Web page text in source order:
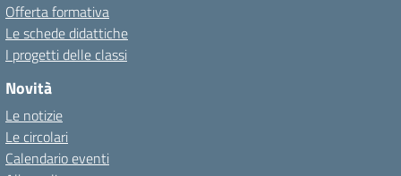
Offerta formativa
Le schede didattiche
I progetti delle classi
Novità
Le notizie
Le circolari
Calendario eventi